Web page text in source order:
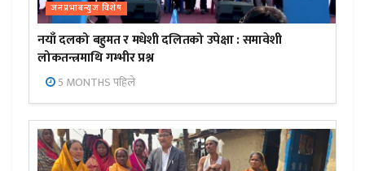
जनप्रभाबन्युज विशेष
नयाँ दलको बहुमत र मधेशी दलितको उपेक्षा : समावेशी
लोकतन्त्रमाथि गम्भीर प्रश्न
5 MONTHS पहिले